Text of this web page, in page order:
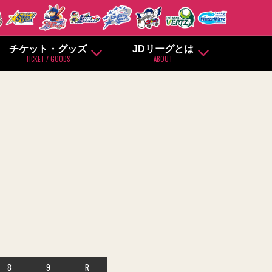
チケット・グッズ
TICKET / GOODS
JDリーグとは
ABOUT
8 9 R